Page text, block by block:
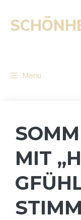
Inhalt
springen
Menü
MIT